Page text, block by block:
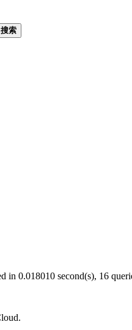
搜索
in 0.018010 second(s), 16